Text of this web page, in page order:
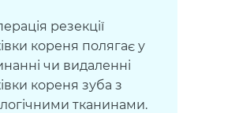
резекції
кореня полягає у
чи видаленні
кореня зуба з
тканинами.